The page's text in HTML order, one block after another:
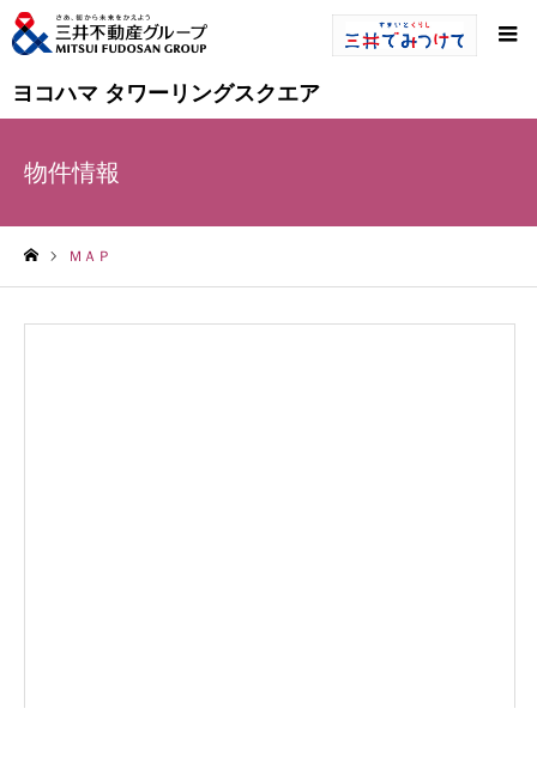
ヨコハマ タワーリングスクエア
物件情報
ＭＡＰ